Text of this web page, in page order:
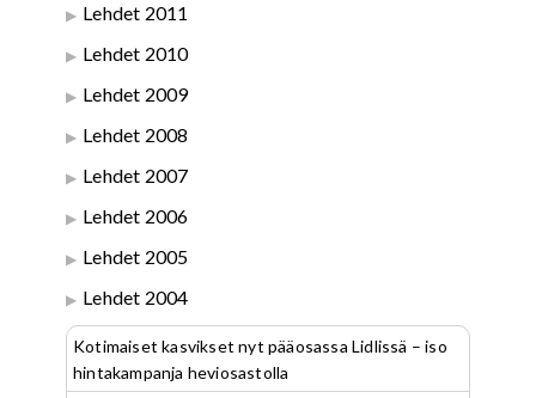
Lehdet 2011
Lehdet 2010
Lehdet 2009
Lehdet 2008
Lehdet 2007
Lehdet 2006
Lehdet 2005
Lehdet 2004
Kotimaiset kasvikset nyt pääosassa Lidlissä – iso
hintakampanja heviosastolla